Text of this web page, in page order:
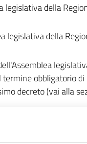
della
legislativa della
obbligatorio
decreto (vai alla